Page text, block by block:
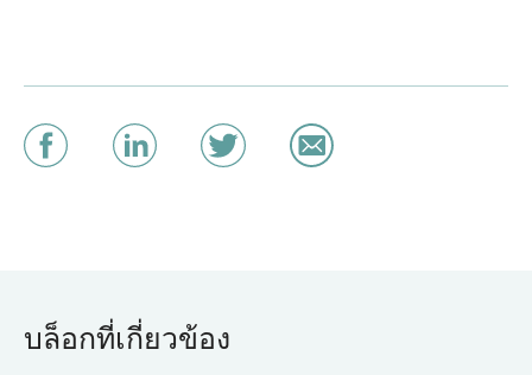
บล็อกที่เกี่ยวข้อง